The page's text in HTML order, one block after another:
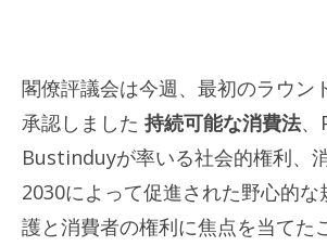
閣僚評議会は今週、最初のラウン
承認しました 持続可能な消費法、
Bustinduyが率いる社会的権利、
2030によって促進された野心的な
護と消費者の権利に焦点を当てた